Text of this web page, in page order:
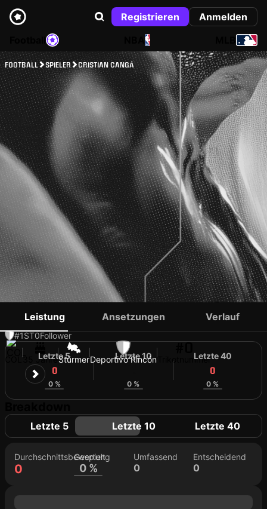
Registrieren
Anmelden
NBA
FOOTBALL SPIELER CRISTIAN CANGÁ
CRISTIAN CANGÁ
#1ST0Follower
35 JahreStürmerDeportivo Rincón Trikotnummer
Leistung Ansetzungen Verlauf
Letzte 5
0
0 %
Letzte 10
0 %
Letzte 40
0
0 %
Letzte 5 Letzte 10 Letzte 40
Durchschnittsbewertung
0
Gespielt
0 %
Umfassend
0
Entscheidend
0